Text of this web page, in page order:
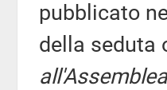
pubblicato
della seduta